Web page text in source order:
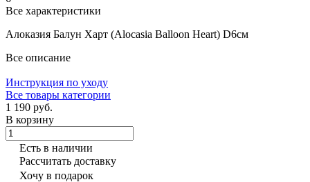
Все характеристики
Алоказия Балун Харт (Alocasia Balloon Heart) D6см
Все описание
Инструкция по уходу
Все товары категории
1 190 руб.
В корзину
Есть в наличии
Рассчитать доставку
Хочу в подарок